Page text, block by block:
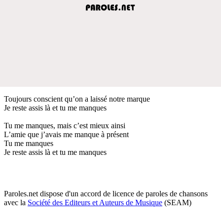
Toujours conscient qu’on a laissé notre marque
Je reste assis là et tu me manques
Tu me manques, mais c’est mieux ainsi
L’amie que j’avais me manque à présent
Tu me manques
Je reste assis là et tu me manques
Paroles.net dispose d'un accord de licence de paroles de chansons
avec la Société des Editeurs et Auteurs de Musique (SEAM)